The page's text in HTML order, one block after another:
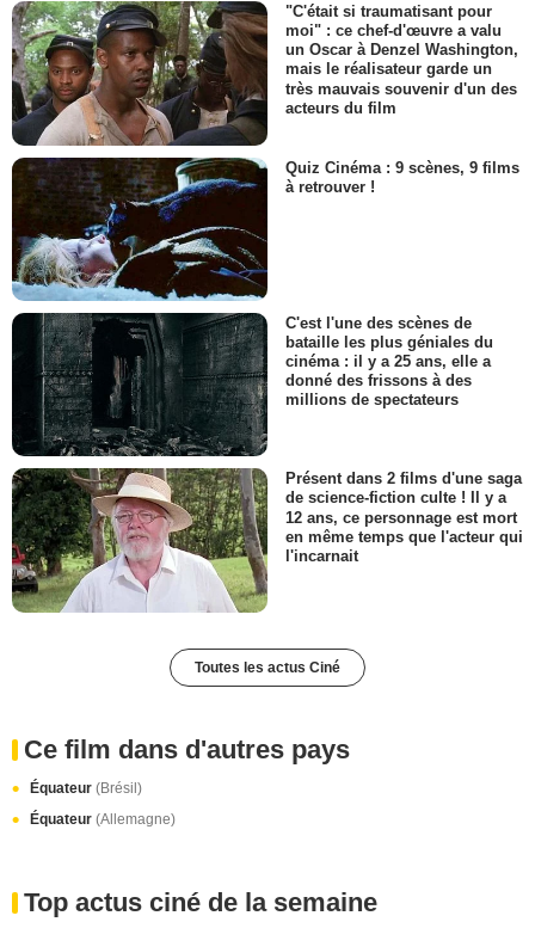
"C'était si traumatisant pour
moi" : ce chef-d'œuvre a valu
un Oscar à Denzel Washington,
mais le réalisateur garde un
très mauvais souvenir d'un des
acteurs du film
Quiz Cinéma : 9 scènes, 9 films
à retrouver !
C'est l'une des scènes de
bataille les plus géniales du
cinéma : il y a 25 ans, elle a
donné des frissons à des
millions de spectateurs
Présent dans 2 films d'une saga
de science-fiction culte ! Il y a
12 ans, ce personnage est mort
en même temps que l'acteur qui
l'incarnait
Toutes les actus Ciné
Ce film dans d'autres pays
Équateur (Brésil)
Équateur (Allemagne)
Top actus ciné de la semaine